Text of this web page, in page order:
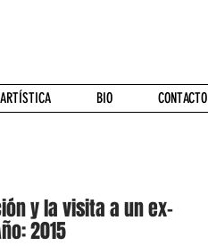
BIO CONTACTO
y la visita a un ex-
2015​